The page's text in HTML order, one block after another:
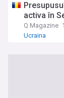
activa în
Q Magazine
Ucraina